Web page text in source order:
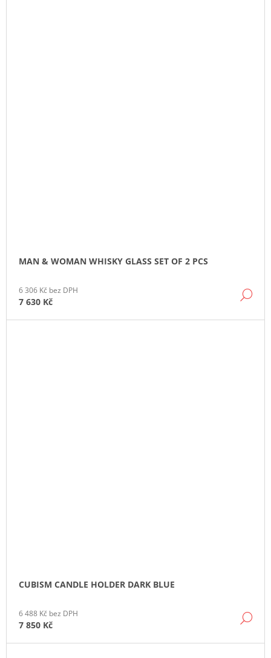
MAN & WOMAN WHISKY GLASS SET OF 2 PCS
6 306 Kč bez DPH
7 630 Kč
CUBISM CANDLE HOLDER DARK BLUE
6 488 Kč bez DPH
7 850 Kč